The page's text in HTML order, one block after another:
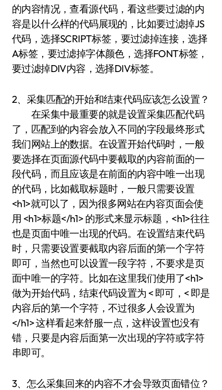
的内容情况，查看源代码，看这些要过滤的内
容是以什么样的代码展现的，比如要过滤掉JS
代码，选择SCRIPT标签，要过滤掉连接，选择
A标签，要过滤掉字体颜色，选择FONT标签，
要过滤掉DIV内容，选择DIV标签。
2、采集匹配的开始和结束代码应该怎么设置？
在采集中最重要的就是设置采集匹配代码
了，匹配到的内容会放入不同的字段最终形式
我们网站上的数据。在设置开始代码时，一般
要选择在页面源代码中要截取的内容前面的一
段代码，而且应该是在前面的内容中唯一出现
的代码，比如截取标题时，一般只需要设置
<h1>就可以了，因为很多网站在内容页面会使
用 <h1>标题</h1> 的形式来显示标题，<h1>往往
也是页面中唯一出现的代码。在设置结束代码
时，只需要设置要截取内容后面的第一个字符
即可，当然也可以设置一段字符，不要求是页
面中唯一的字符。比如在这里我们使用了<h1>
做为开始代码，结束代码设置为 < 即可，< 即是
内容后的第一个字符，不过很多人会设置为
</h1> 这样看起来舒服一点，这样设置也没有
错，只要是内容后面第一次出现的字符或字符
串即可。
3、怎么采集回来的内容不才会导致页面错位？